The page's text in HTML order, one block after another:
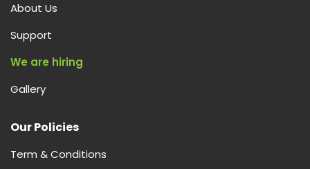
About Us
Support
We are hiring
Gallery
Our Policies
Term & Conditions